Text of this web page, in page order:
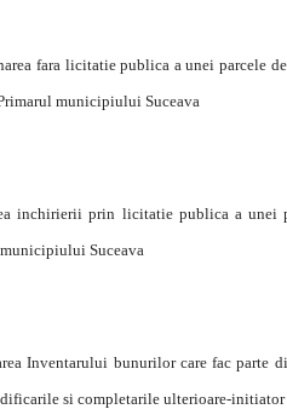
fara licitatie publica a unei parcele
municipiului Suceava
inchirierii prin licitatie publica a
Suceava
Inventarului bunurilor care fac
si completarile ulterioare-